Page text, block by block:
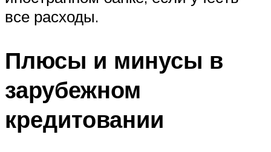
все расходы.
Плюсы и минусы в
зарубежном
кредитовании